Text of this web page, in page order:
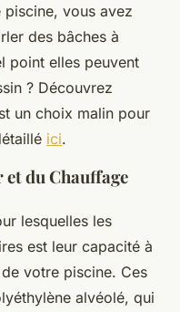
vous avez
des bâches à
point elles peuvent
? Découvrez
un choix malin pour
ici.
du Chauffage
lesquelles les
est leur capacité à
votre piscine. Ces
alvéolé, qui